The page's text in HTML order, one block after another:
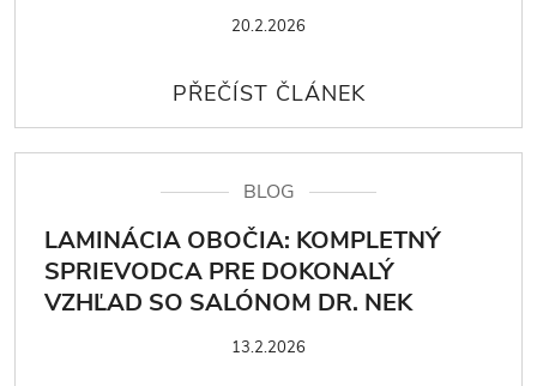
20.2.2026
BLOG
LAMINÁCIA OBOČIA: KOMPLETNÝ
SPRIEVODCA PRE DOKONALÝ
VZHĽAD SO SALÓNOM DR. NEK
13.2.2026